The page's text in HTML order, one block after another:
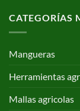
CATEGORÍAS
Mangueras
Herramientas
Mallas agricolas